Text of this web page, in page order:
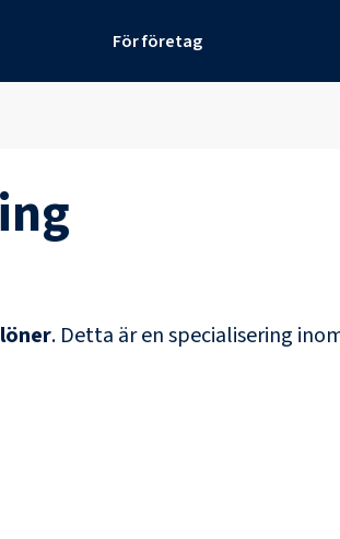
För företag
. Detta är en specialisering